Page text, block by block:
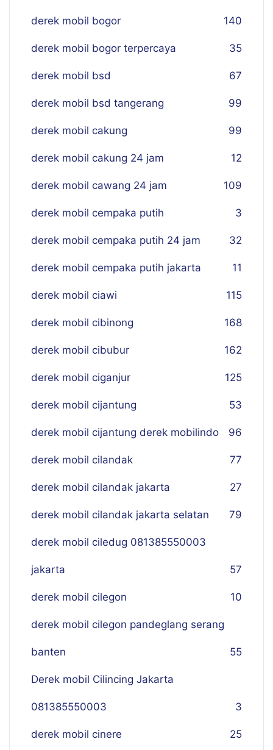
derek mobil bogor 140
derek mobil bogor terpercaya 35
derek mobil bsd 67
derek mobil bsd tangerang 99
derek mobil cakung 99
derek mobil cakung 24 jam 12
derek mobil cawang 24 jam 109
derek mobil cempaka putih 3
derek mobil cempaka putih 24 jam 32
derek mobil cempaka putih jakarta 11
derek mobil ciawi 115
derek mobil cibinong 168
derek mobil cibubur 162
derek mobil ciganjur 125
derek mobil cijantung 53
derek mobil cijantung derek mobilindo 96
derek mobil cilandak 77
derek mobil cilandak jakarta 27
derek mobil cilandak jakarta selatan 79
derek mobil ciledug 081385550003
jakarta 57
derek mobil cilegon 10
derek mobil cilegon pandeglang serang
banten 55
Derek mobil Cilincing Jakarta
081385550003 3
derek mobil cinere 25